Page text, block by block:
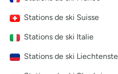
Stations de ski Suisse
Stations de ski Italie
Stations de ski